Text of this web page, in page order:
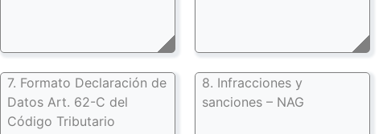
7. Formato Declaración de
Datos Art. 62-C del
Código Tributario
8. Infracciones y
sanciones – NAG